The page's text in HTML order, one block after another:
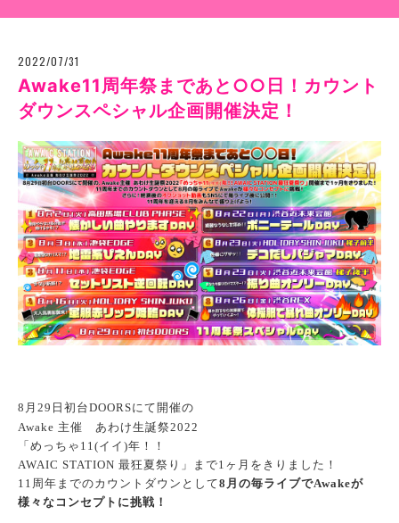
2022/07/31
Awake11周年祭まであと○○日！カウント
ダウンスペシャル企画開催決定！
8 月 29 日初台DOORSにて開催の
Awake 主催 あわけ生誕祭2022
「めっちゃ 11(イイ )年！！
AWAIC STATION 最狂夏祭り」まで1 ヶ月をきりました！
11 周年までのカウントダウンとして8 月の毎ライブでAwakeが
様々なコンセプトに挑戦！